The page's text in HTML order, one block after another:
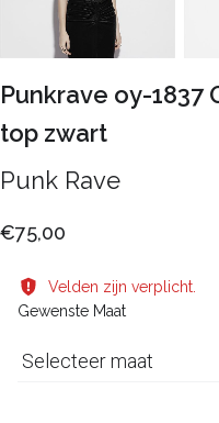
Punkrave oy-1837
top zwart
Punk Rave
€75,00
Velden zijn verplicht.
Gewenste Maat
Selecteer maat